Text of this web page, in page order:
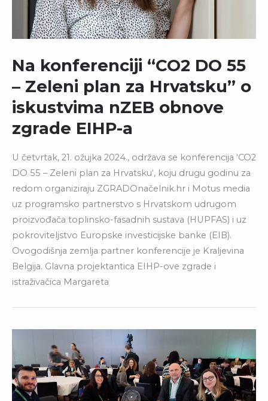
Na konferenciji “CO2 DO 55
– Zeleni plan za Hrvatsku” o
iskustvima nZEB obnove
zgrade EIHP-a
U četvrtak, 21. ožujka 2024., održava se konferencija ‘CO2
DO 55 – Zeleni plan za Hrvatsku‘, koju drugu godinu za
redom organiziraju ZGRADOnačelnik.hr i Motus media
uz programsko partnerstvo s Hrvatskom udrugom
proizvođača toplinsko-fasadnih sustava (HUPFAS) i uz
pokroviteljstvo Europske investicijske banke (EIB).
Ovogodišnja zemlja partner konferencije je Kraljevina
Belgija. Glavna projektantica EIHP-ove zgrade i
istraživačica Margareta